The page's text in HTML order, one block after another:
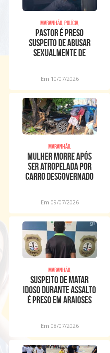
Maranhão, Polícia,
Pastor é preso
suspeito de abusar
sexualmente de
Em 10/07/2026
Maranhão,
Mulher morre após
ser atropelada por
carro desgovernado
Em 09/07/2026
Maranhão,
Suspeito de matar
idoso durante assalto
é preso em Araioses
Em 08/07/2026